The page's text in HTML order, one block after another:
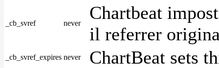
_cb_svref never
Chartbeat
il referrer
_cb_svref_expires never ChartBeat sets